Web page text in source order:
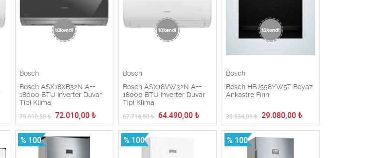
Bosch
Bosch ASX18XB32N A++
18000 BTU Inverter Duvar
Tipi Klima
75.610,50₺ 72.010,00 ₺
Bosch
Bosch ASX18VW32N A++
18000 BTU Inverter Duvar
Tipi Klima
67.714,50₺ 64.490,00 ₺
Bosch
Bosch HBJ558YW5T Beyaz
Ankastre Fırın
30.534,00₺ 29.080,00 ₺
% 100 % 100 % 100